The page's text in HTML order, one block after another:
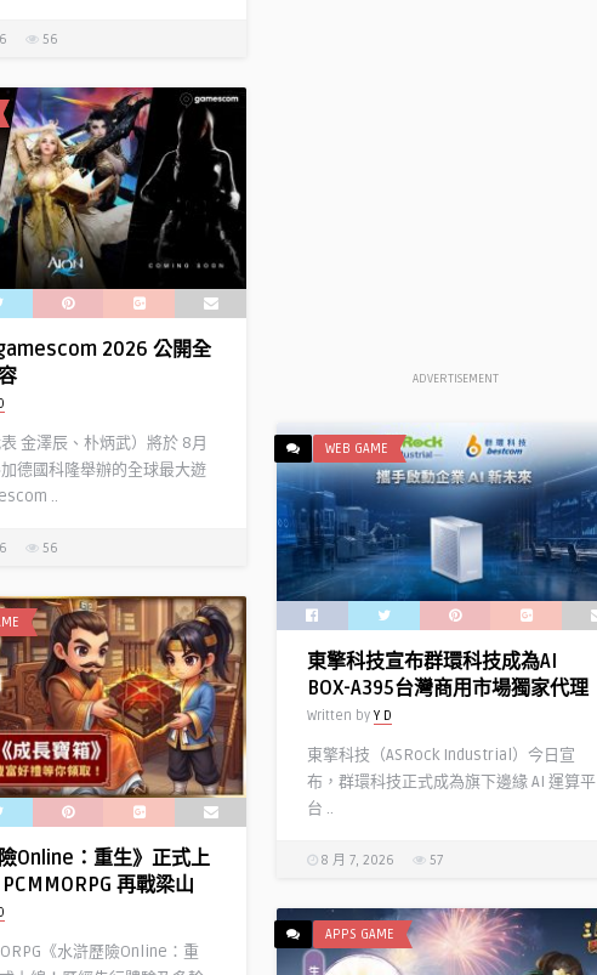
56
ADVERTISEMENT
2026 公開全
金澤辰、朴炳武）將於 8月
德國科隆舉辦的全球最大遊
..
56
WEB GAME
東擎科技宣布群環科技成為AI
BOX-A395台灣商用市場獨家代理
Written by Y D
東擎科技（ASRock Industrial）今日宣
布，群環科技正式成為旗下邊緣 AI 運算平
台 ..
8 月 7, 2026 57
Online：重生》正式上
再戰梁山
《水滸歷險Online：重
APPS GAME